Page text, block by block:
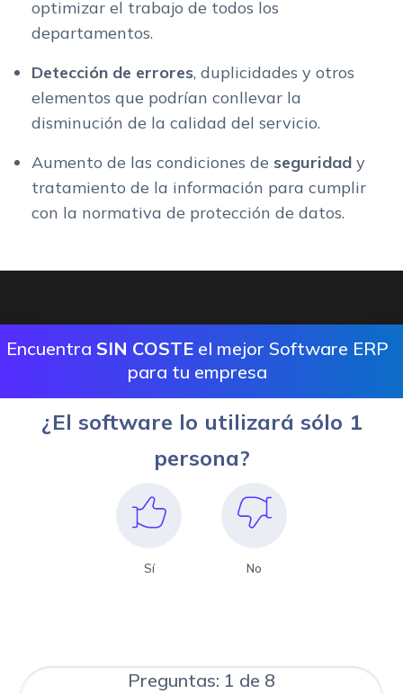
optimizar el trabajo de todos los
departamentos.
Detección de errores, duplicidades y otros
elementos que podrían conllevar la
disminución de la calidad del servicio.
Aumento de las condiciones de seguridad y
tratamiento de la información para cumplir
con la normativa de protección de datos.
Encuentra SIN COSTEel mejor Software ERP
para tu empresa
¿El software lo utilizará sólo 1
persona?
Sí No
Preguntas: 1 de 8